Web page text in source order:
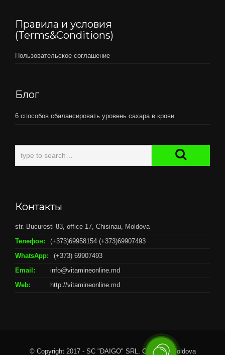
Правила и условия
(Terms&Conditions)
Пользовательское соглашение
Блог
6 способов сбалансировать уровень сахара в крови
Контакты
str. Bucuresti 83, office 17, Chisinau, Moldova
Телефон:
(+373)69958154 (+373)69907493
WhatsApp:
(+373) 69907493
Email:
info@vitamineonline.md
Web:
http://vitamineonline.md
© Copyright 2017 - SC "DAIGO" SRL, Chisianu, Moldova